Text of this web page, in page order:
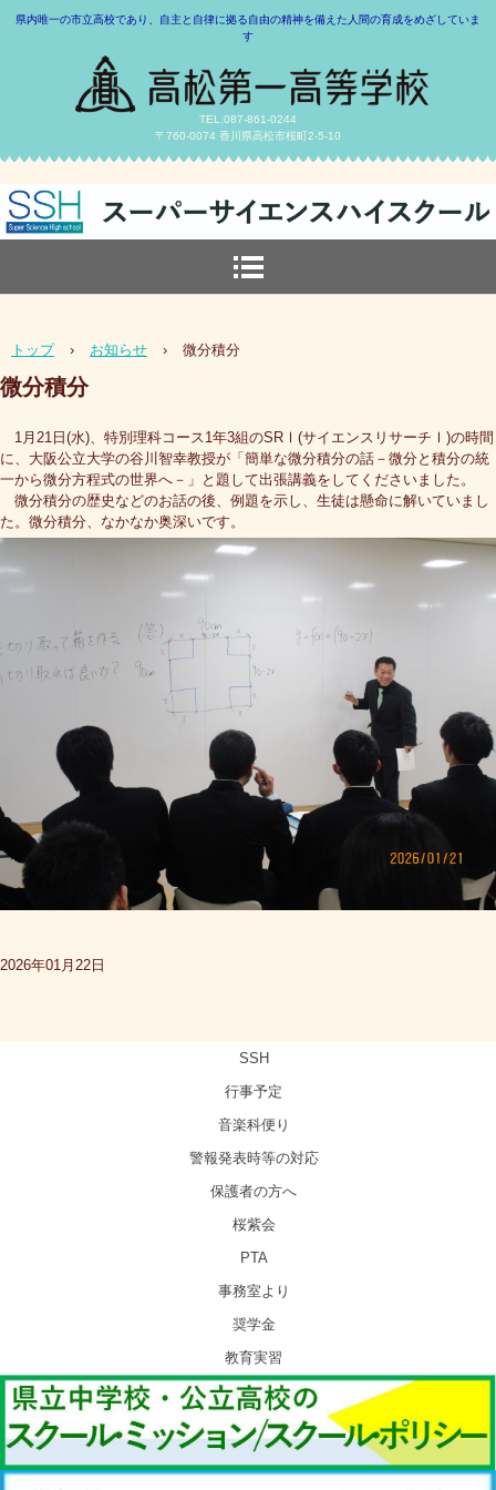
県内唯一の市立高校であり、自主と自律に拠る自由の精神を備えた人間の育成をめざしていま
す
TEL.087-861-0244
〒760-0074 香川県高松市桜町2-5-10
トップ › お知らせ › 微分積分
微分積分
1月21日(水)、特別理科コース1年3組のSRⅠ(サイエンスリサーチⅠ)の時間
に、大阪公立大学の谷川智幸教授が「簡単な微分積分の話－微分と積分の統
一から微分方程式の世界へ－」と題して出張講義をしてくださいました。
微分積分の歴史などのお話の後、例題を示し、生徒は懸命に解いていまし
た。微分積分、なかなか奥深いです。
2026年01月22日
SSH
行事予定
音楽科便り
警報発表時等の対応
保護者の方へ
桜紫会
PTA
事務室より
奨学金
教育実習